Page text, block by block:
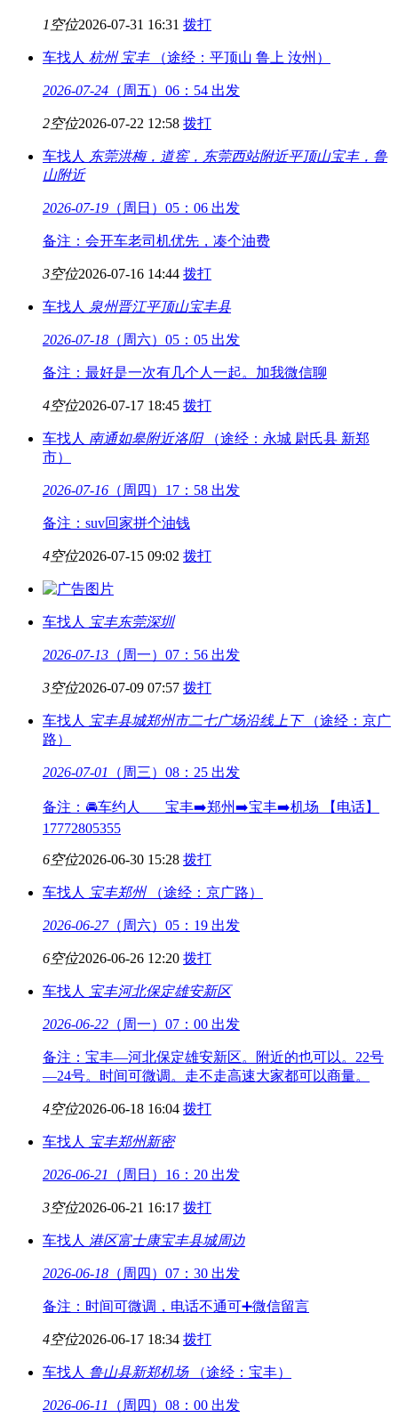
1空位2026-07-31 16:31 拨打
车找人 杭州宝丰 （途经：平顶山 鲁上 汝州）
2026-07-24 （周五）06：54 出发
2空位2026-07-22 12:58 拨打
车找人 东莞洪梅，道窖，东莞西站附近平顶山宝丰，鲁
山附近
2026-07-19 （周日）05：06 出发
备注：会开车老司机优先，凑个油费
3空位2026-07-16 14:44 拨打
车找人 泉州晋江平顶山宝丰县
2026-07-18 （周六）05：05 出发
备注：最好是一次有几个人一起。加我微信聊
4空位2026-07-17 18:45 拨打
车找人 南通如皋附近洛阳
（途经：永城 尉氏县 新郑
市）
2026-07-16 （周四）17：58 出发
备注：suv回家拼个油钱
4空位2026-07-15 09:02 拨打
车找人 宝丰东莞深圳
2026-07-13 （周一）07：56 出发
3空位2026-07-09 07:57 拨打
车找人 宝丰县城郑州市二七广场沿线上下
（途经：京广
路）
2026-07-01 （周三）08：25 出发
备注：🚘车约人 宝丰➡️郑州➡️宝丰➡️机场 【电话】
17772805355
6空位2026-06-30 15:28 拨打
车找人 宝丰郑州 （途经：京广路）
2026-06-27（周六）05：19 出发
6空位2026-06-26 12:20 拨打
车找人 宝丰河北保定雄安新区
2026-06-22 （周一）07：00 出发
备注：宝丰—河北保定雄安新区。附近的也可以。22号
—24号。时间可微调。走不走高速大家都可以商量。
4空位2026-06-18 16:04 拨打
车找人 宝丰郑州新密
2026-06-21 （周日）16：20 出发
3空位2026-06-21 16:17 拨打
车找人 港区富士康宝丰县城周边
2026-06-18 （周四）07：30 出发
备注：时间可微调，电话不通可➕微信留言
4空位2026-06-17 18:34 拨打
车找人 鲁山县新郑机场 （途经：宝丰）
2026-06-11 （周四）08：00 出发